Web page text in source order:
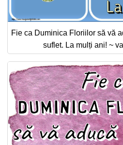
Fie ca Duminica Floriilor să vă
suflet. La mulți ani! ~